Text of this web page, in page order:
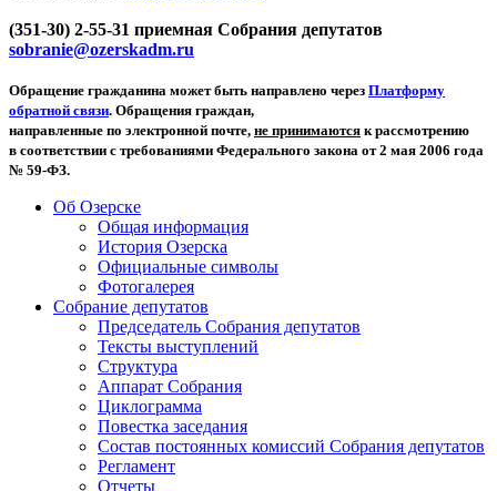
(351-30) 2-55-31 приемная Собрания депутатов
sobranie@ozerskadm.ru
Обращение гражданина может быть направлено через Платформу
обратной связи. Обращения граждан,
направленные по электронной почте, не принимаются к рассмотрению
в соответствии с требованиями Федерального закона от 2 мая 2006 года
№ 59-ФЗ.
Об Озерске
Общая информация
История Озерска
Официальные символы
Фотогалерея
Собрание депутатов
Председатель Собрания депутатов
Тексты выступлений
Структура
Аппарат Собрания
Циклограмма
Повестка заседания
Состав постоянных комиссий Собрания депутатов
Регламент
Отчеты